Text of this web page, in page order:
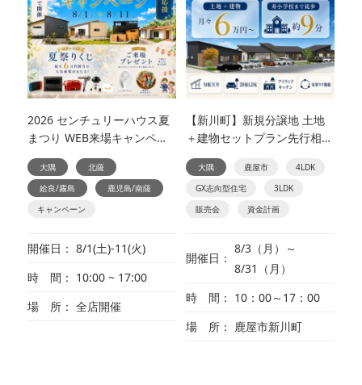
2026 センチュリーハウス夏
まつり WEB来場キャンペー
ン
大隅
北薩
姶良/霧島
鹿児島/南薩
キャンペーン
開催日
8/1(土)-11(火)
時 間
10:00 ~ 17:00
場 所
全店開催
【新川町】新規分譲地 土地
＋建物セットプラン先行相談
会
大隅 鹿屋市
4LDK
GX志向型住宅
3LDK
販売会
資金計画
開催日
8/3（月）～
8/31（月）
時 間
10：00～17：00
場 所
鹿屋市新川町